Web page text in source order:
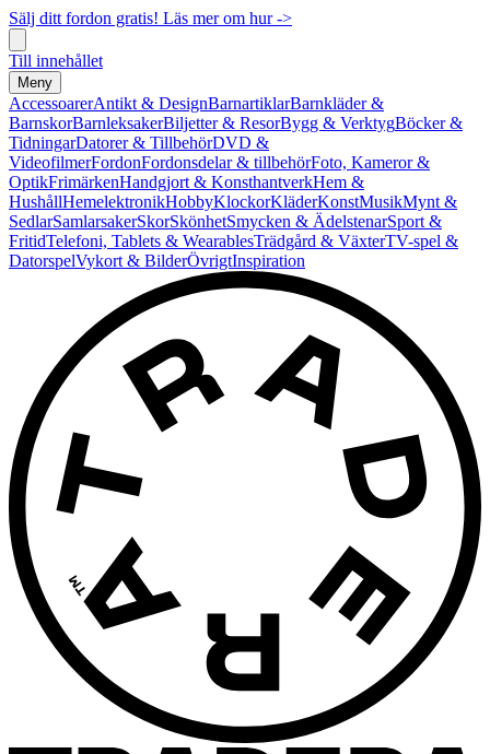
Sälj ditt fordon gratis! Läs mer om hur ->
Till innehållet
Meny
AccessoarerAntikt & DesignBarnartiklarBarnkläder &
BarnskorBarnleksakerBiljetter & ResorBygg & VerktygBöcker &
TidningarDatorer & TillbehörDVD &
VideofilmerFordonFordonsdelar & tillbehörFoto, Kameror &
OptikFrimärkenHandgjort & KonsthantverkHem &
HushållHemelektronikHobbyKlockorKläderKonstMusikMynt &
SedlarSamlarsakerSkorSkönhetSmycken & ÄdelstenarSport &
FritidTelefoni, Tablets & WearablesTrädgård & VäxterTV-spel &
DatorspelVykort & BilderÖvrigtInspiration